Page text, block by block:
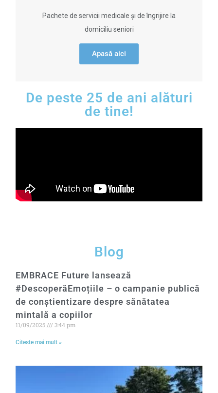
Pachete de servicii medicale și de îngrijire la
domiciliu seniori
Apasă aici
De peste 25 de ani alături
de tine!
Blog
EMBRACE Future lansează
#DescoperăEmoțiile – o campanie publică
de conștientizare despre sănătatea
mintală a copiilor
11/09/2025 3:44 pm
Citeste mai mult »